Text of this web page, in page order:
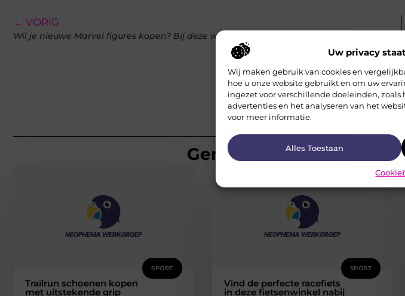
Uw privacy
Wij maken gebruik van cookies en
hoe u onze website gebruikt en om uw
ingezet voor verschillende doeleinden,
advertenties en het analyseren van het
voor meer informatie.
Alles Toestaan
← VORIG
Wil je nieuwe Marvel figures kopen? Bij deze winkel kan het!
Gerelateerde artikelen
SPORT
Trailrun schoenen kopen
met uitstekende grip
SPORT
Vind de perfecte racefiets
in deze fietsenwinkel nabij